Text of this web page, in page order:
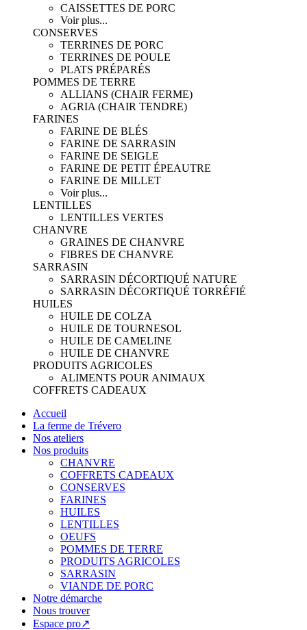
CAISSETTES DE PORC
Voir plus...
CONSERVES
TERRINES DE PORC
TERRINES DE POULE
PLATS PRÉPARÉS
POMMES DE TERRE
ALLIANS (CHAIR FERME)
AGRIA (CHAIR TENDRE)
FARINES
FARINE DE BLÉS
FARINE DE SARRASIN
FARINE DE SEIGLE
FARINE DE PETIT ÉPEAUTRE
FARINE DE MILLET
Voir plus...
LENTILLES
LENTILLES VERTES
CHANVRE
GRAINES DE CHANVRE
FIBRES DE CHANVRE
SARRASIN
SARRASIN DÉCORTIQUÉ NATURE
SARRASIN DÉCORTIQUÉ TORRÉFIÉ
HUILES
HUILE DE COLZA
HUILE DE TOURNESOL
HUILE DE CAMELINE
HUILE DE CHANVRE
PRODUITS AGRICOLES
ALIMENTS POUR ANIMAUX
COFFRETS CADEAUX
Accueil
La ferme de Trévero
Nos ateliers
Nos produits
CHANVRE
COFFRETS CADEAUX
CONSERVES
FARINES
HUILES
LENTILLES
OEUFS
POMMES DE TERRE
PRODUITS AGRICOLES
SARRASIN
VIANDE DE PORC
Notre démarche
Nous trouver
Espace pro↗